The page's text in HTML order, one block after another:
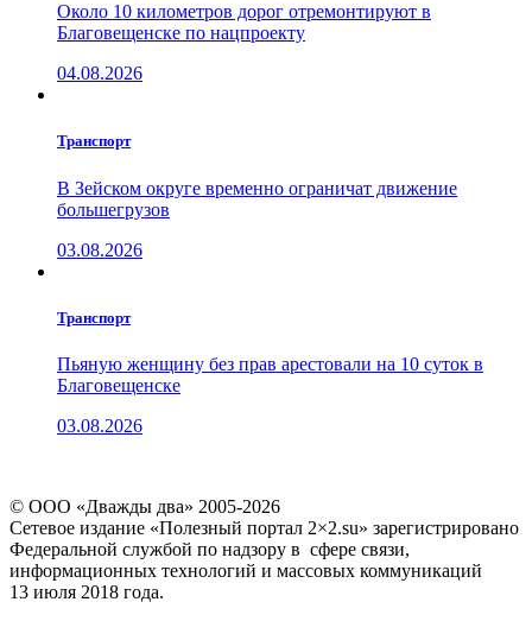
Около 10 километров дорог отремонтируют в
Благовещенске по нацпроекту
04.08.2026
Транспорт
В Зейском округе временно ограничат движение
большегрузов
03.08.2026
Транспорт
Пьяную женщину без прав арестовали на 10 суток в
Благовещенске
03.08.2026
© ООО «Дважды два» 2005-2026
Сетевое издание «Полезный портал 2×2.su» зарегистрировано
Федеральной службой по надзору в сфере связи,
информационных технологий и массовых коммуникаций
13 июля 2018 года.